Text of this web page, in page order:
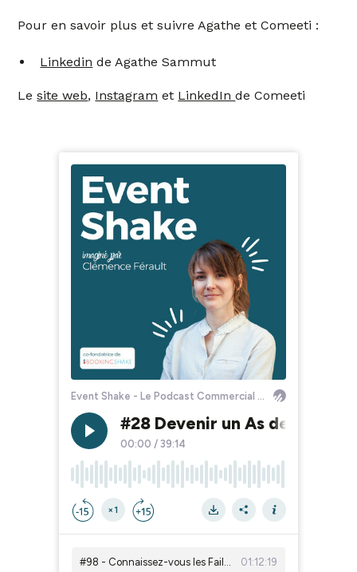
Pour en savoir plus et suivre Agathe et Comeeti :
Linkedin de Agathe Sammut
Lesite web, Instagram et LinkedInde Comeeti